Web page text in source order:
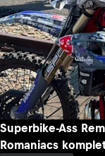
Superbike-Ass
Romaniacs